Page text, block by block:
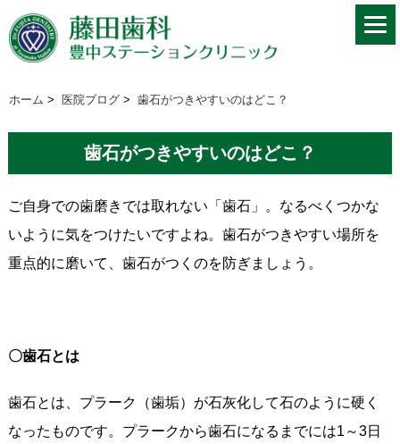
ホーム > 医院ブログ > 歯石がつきやすいのはどこ？
歯石がつきやすいのはどこ？
ご自身での歯磨きでは取れない「歯石」。なるべくつかな
いように気をつけたいですよね。歯石がつきやすい場所を
重点的に磨いて、歯石がつくのを防ぎましょう。
〇歯石とは
歯石とは、プラーク（歯垢）が石灰化して石のように硬く
なったものです。プラークから歯石になるまでには1～3日